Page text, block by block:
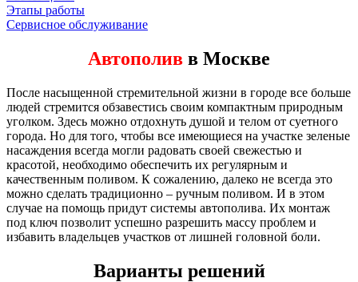
Этапы работы
Сервисное обслуживание
Автополив в Москве
После насыщенной стремительной жизни в городе все больше
людей стремится обзавестись своим компактным природным
уголком. Здесь можно отдохнуть душой и телом от суетного
города. Но для того, чтобы все имеющиеся на участке зеленые
насаждения всегда могли радовать своей свежестью и
красотой, необходимо обеспечить их регулярным и
качественным поливом. К сожалению, далеко не всегда это
можно сделать традиционно – ручным поливом. И в этом
случае на помощь придут системы автополива. Их монтаж
под ключ позволит успешно разрешить массу проблем и
избавить владельцев участков от лишней головной боли.
Варианты решений